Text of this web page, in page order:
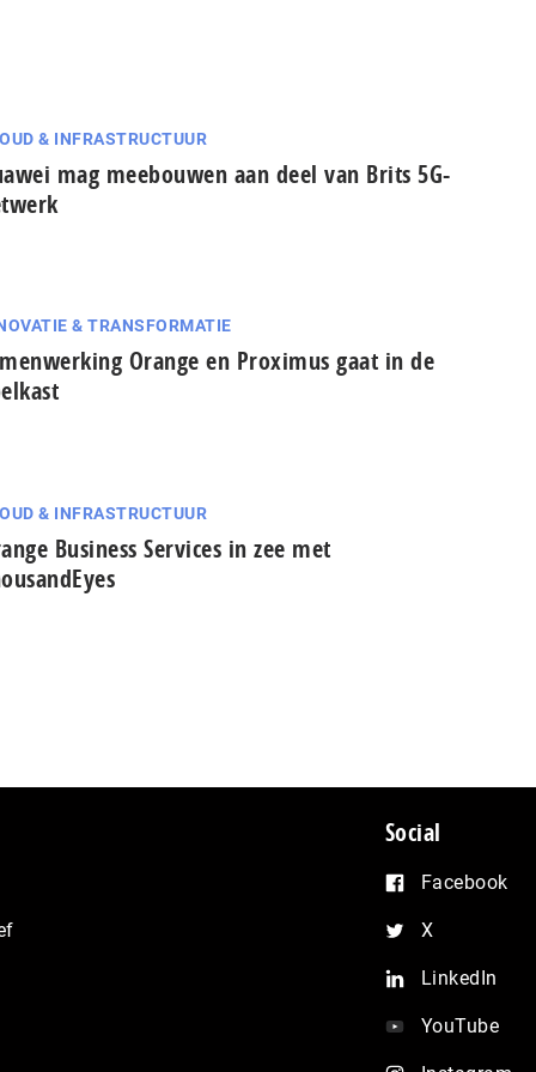
& INFRASTRUCTUUR
mag meebouwen aan deel van Brits 5G-
& TRANSFORMATIE
Orange en Proximus gaat in de
& INFRASTRUCTUUR
Business Services in zee met
Social
Facebook
X
LinkedIn
YouTube